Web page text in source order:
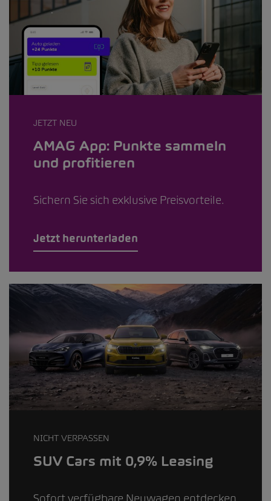
JETZT NEU
AMAG App: Punkte sammeln
und profitieren
Sichern Sie sich exklusive Preisvorteile.
Jetzt herunterladen
NICHT VERPASSEN
SUV Cars mit 0,9% Leasing